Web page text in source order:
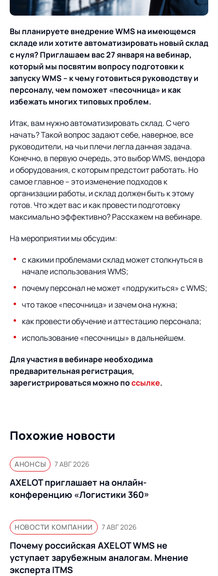
ИТ-аккредитация
Карьера
Импортозамещение
Управление цепями
поставок
Управление складами
Управление перевозками
Интегрированное
планирование
Управление
контейнерным
терминалом
Оптимизация в цепях
поставок
Управление двором
Логистический
Роботизация
Оборудование для склада
AXELOT AI
Услуги
Логистический
консалтинг
процессов
Техническое оснащение
Постпроектное
сопровождение
Нетворкинг и обмен
опытом вместе с AXELOT
Формирование центров
компетенций
Пресс-центр
Новости
Мероприятия
СМИ о нас
Архив мероприятий
Проекты
Проекты
Контакты
Контакты
Академия
Предложение для
База знаний
Вы планируете внедрение WMS на имеющемся
складе или хотите автоматизировать новый склад
с нуля? Приглашаем вас 27 января на вебинар,
который мы посвятим вопросу подготовки к
запуску WMS – к чему готовиться руководству и
персоналу, чем поможет «песочница» и как
избежать многих типовых проблем.
Итак, вам нужно автоматизировать склад. С чего
начать? Такой вопрос задают себе, наверное, все
руководители, на чьи плечи легла данная задача.
Конечно, в первую очередь, это выбор WMS, вендора
и оборудования, с которым предстоит работать. Но
самое главное – это изменение подходов к
организации работы, и склад должен быть к этому
готов. Что ждет вас и как провести подготовку
максимально эффективно? Расскажем на вебинаре.
На мероприятии мы обсудим:
с какими проблемами склад может столкнуться в
начале использования WMS;
почему персонал не может «подружиться» с WMS;
что такое «песочница» и зачем она нужна;
как провести обучение и аттестацию персонала;
использование «песочницы» в дальнейшем.
Для участия в вебинаре необходима
предварительная регистрация,
зарегистрироваться можно поссылке.
Похожие новости
АНОНСЫ 7 АВГ 2026
AXELOT приглашает на онлайн-
конференцию «Логистики 360»
НОВОСТИ КОМПАНИИ 7 АВГ 2026
Почему российская AXELOT WMS не
уступает зарубежным аналогам. Мнение
эксперта ITMS